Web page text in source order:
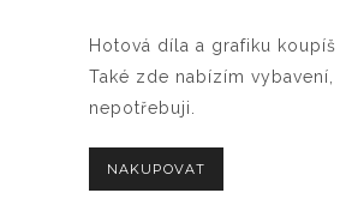
Hotová díla a grafiku koupíš
Také zde nabízím vybavení,
nepotřebuji.
NAKUPOVAT